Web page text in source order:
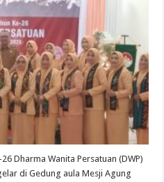
Dharma
Wanita
Persatuan
Tingkat
Kabupaten
Bima
Tahun
2025
Dharma Wanita Persatuan (DWP)
di Gedung aula Mesji Agung